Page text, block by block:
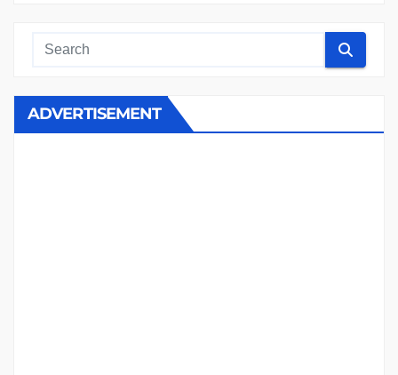
ADVERTISEMENT